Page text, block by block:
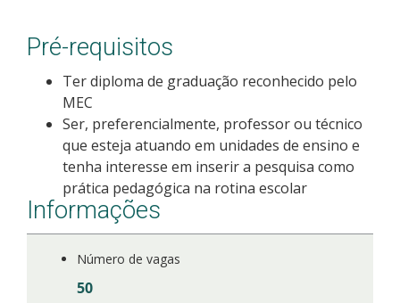
Pré-requisitos
Ter diploma de graduação reconhecido pelo
MEC
Ser, preferencialmente, professor ou técnico
que esteja atuando em unidades de ensino e
tenha interesse em inserir a pesquisa como
prática pedagógica na rotina escolar
Informações
Número de vagas
50